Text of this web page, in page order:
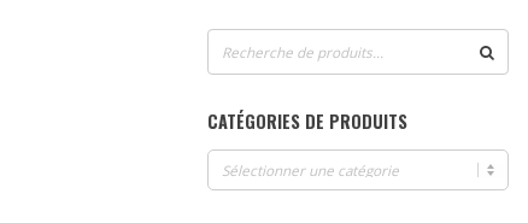
Recherche
pour :
CATÉGORIES DE PRODUITS